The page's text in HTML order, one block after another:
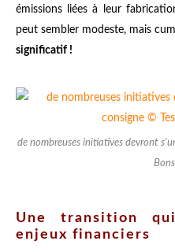
émissions liées à leur
peut sembler modeste, mais
significatif !
de nombreuses initiatives devront
Une transition
enjeux financiers